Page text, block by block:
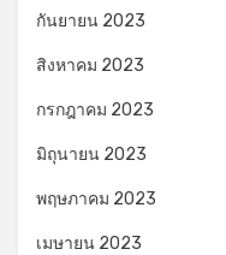
กันยายน 2023
สิงหาคม 2023
กรกฎาคม 2023
มิถุนายน 2023
พฤษภาคม 2023
เมษายน 2023